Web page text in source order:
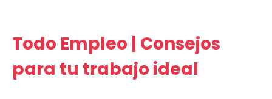
Todo Empleo | Consejos
para tu trabajo ideal